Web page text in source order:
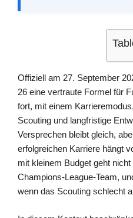
Offiziell am 27. September
26 eine vertraute Formel für
fort, mit einem
Scouting und langfristige
Versprechen bleibt gleich,
erfolgreichen Karriere hängt
mit kleinem Budget geht
Champions-League-Team,
wenn das Scouting schlecht